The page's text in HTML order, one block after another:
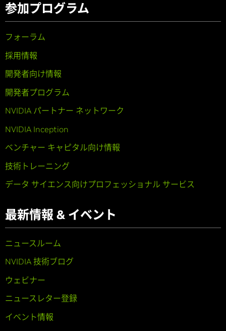
参加プログラム
フォーラム
採用情報
開発者向け情報
開発者プログラム
NVIDIA パートナー ネットワーク
NVIDIA Inception
ベンチャー キャピタル向け情報
技術トレーニング
データ サイエンス向けプロフェッショナル サービス
最新情報 & イベント
ニュースルーム
NVIDIA 技術ブログ
ウェビナー
ニュースレター登録
イベント情報